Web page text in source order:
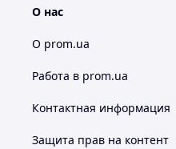
О нас
О prom.ua
Работа в prom.ua
Контактная информация
Защита прав на контент